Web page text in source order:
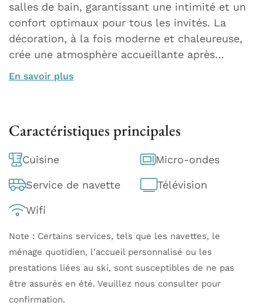
salles de bain, garantissant une intimité et un
confort optimaux pour tous les invités. La
décoration, à la fois moderne et chaleureuse,
crée une atmosphère accueillante après…
En savoir plus
Caractéristiques principales
Cuisine Micro-ondes
Service de navette Télévision
Wifi
Note : Certains services, tels que les navettes, le
ménage quotidien, l’accueil personnalisé ou les
prestations liées au ski, sont susceptibles de ne pas
être assurés en été. Veuillez nous consulter pour
confirmation.